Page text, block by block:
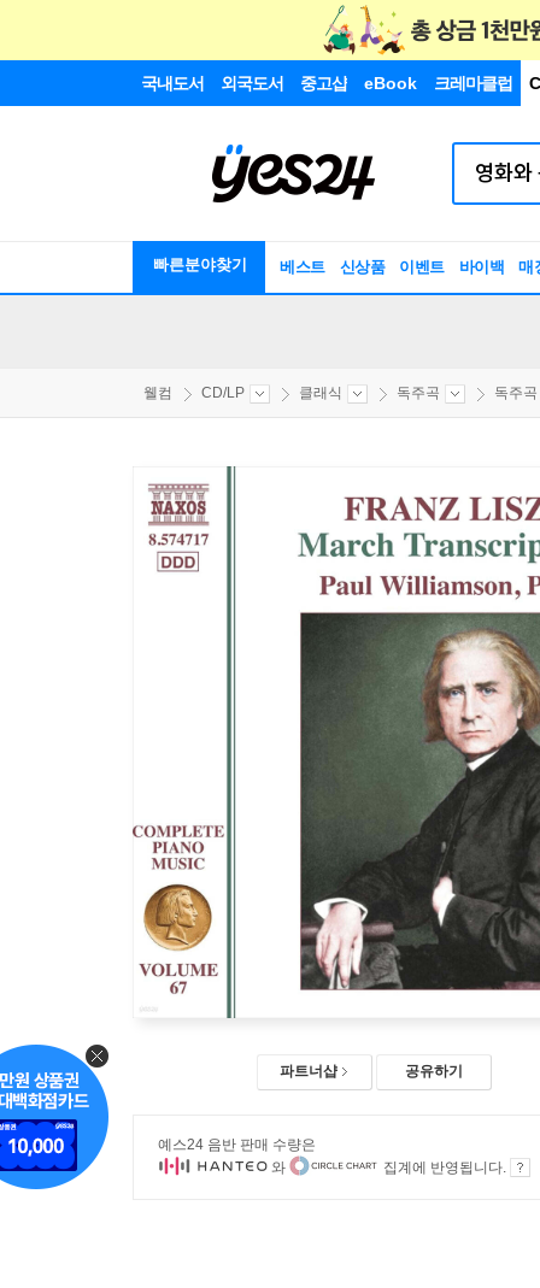
국내도서 외국도서 중고샵 eBook 크레마클럽
빠른분야찾기 베스트 신상품 이벤트 바이백 매
웰컴 CD/LP 클래식 독주곡 독주
파트너샵 공유하기
예스24 음반 판매 수량은
와
집계에 반영됩니다.